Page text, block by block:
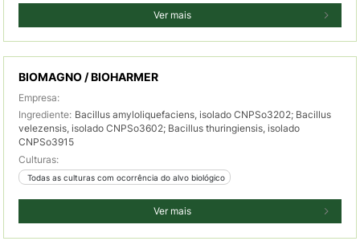
Ver mais
BIOMAGNO / BIOHARMER
Empresa:
Ingrediente: Bacillus amyloliquefaciens, isolado CNPSo3202; Bacillus
velezensis, isolado CNPSo3602; Bacillus thuringiensis, isolado
CNPSo3915
Culturas:
Todas as culturas com ocorrência do alvo biológico
Ver mais